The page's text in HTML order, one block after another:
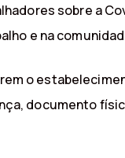
sobre a
e na
o
documento